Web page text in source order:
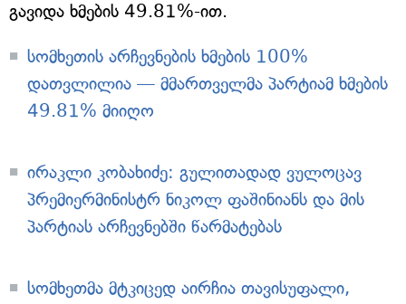
გავიდა ხმების 49.81%-ით.
სომხეთის არჩევნების ხმების 100%
დათვლილია — მმართველმა პარტიამ ხმების
49.81% მიიღო
ირაკლი კობახიძე: გულითადად ვულოცავ
პრემიერმინისტრ ნიკოლ ფაშინიანს და მის
პარტიას არჩევნებში წარმატებას
სომხეთმა მტკიცედ აირჩია თავისუფალი,